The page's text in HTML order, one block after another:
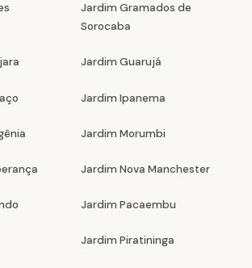
Jardim Gramados de
Sorocaba
Jardim Guarujá
Jardim Ipanema
Jardim Morumbi
Jardim Nova Manchester
Jardim Pacaembu
Jardim Piratininga